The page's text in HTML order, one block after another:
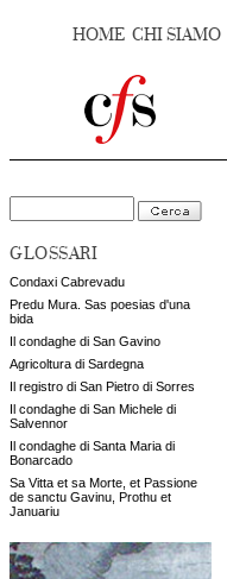
HOME CHI SIAMO
GLOSSARI
Condaxi Cabrevadu
Predu Mura. Sas poesias d'una
bida
Il condaghe di San Gavino
Agricoltura di Sardegna
Il registro di San Pietro di Sorres
Il condaghe di San Michele di
Salvennor
Il condaghe di Santa Maria di
Bonarcado
Sa Vitta et sa Morte, et Passione
de sanctu Gavinu, Prothu et
Januariu